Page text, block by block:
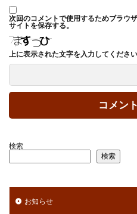
次回のコメントで使用するためブラウ
サイトを保存する。
上に表示された文字を入力してください
検索
検索
お知らせ